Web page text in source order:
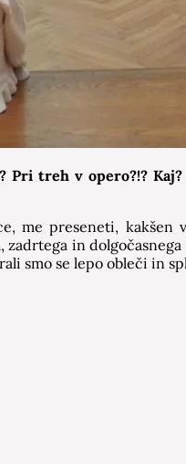
treh v opero?!?
me preseneti,
zadrtega in
smo se lepo obleči in